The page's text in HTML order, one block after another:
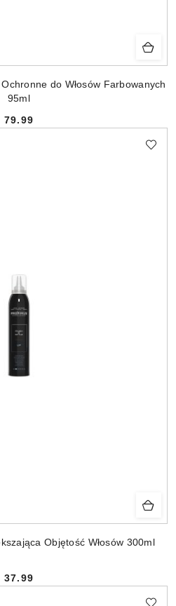
do Włosów Farbowanych
95ml
Cena:
79.99
Objętość Włosów 300ml
Cena:
37.99